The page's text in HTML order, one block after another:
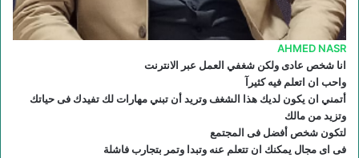
AHMED NASR
انا شخص عادى ولكن شغفي العمل عبر الانترنت
واحب ان اتعلم فيه كثيرآ
أتمني ان يكون لديك هذا الشغف وتريد أن تبني مهارات لك تفيدك فى حياتك
وتزيد من مالك
لتكون شخص أفضل فى المجتمع
فى اى مجال يمكنك ان تتعلم عنه وتبدا وتمر بتجارب فاشلة